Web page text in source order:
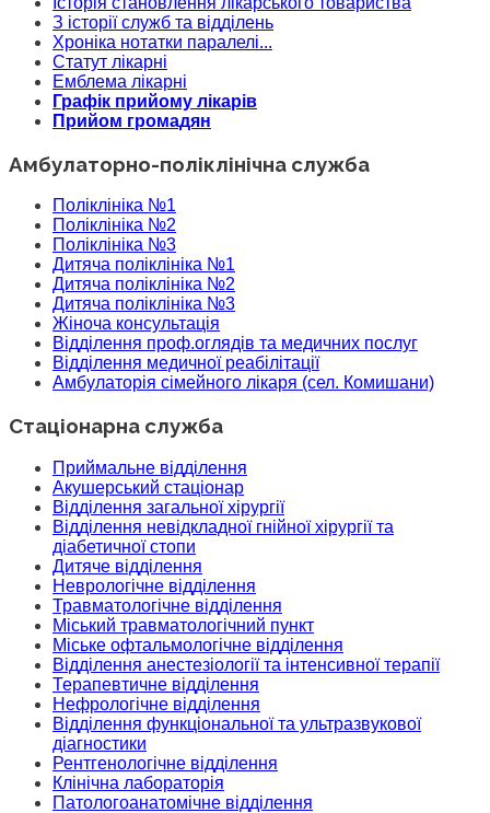
З історії служб та відділень
Хроніка нотатки паралелі...
Статут лікарні
Емблема лікарні
Графік прийому лікарів
Прийом громадян
Амбулаторно-поліклінічна служба
Поліклініка №1
Поліклініка №2
Поліклініка №3
Дитяча поліклініка №1
Дитяча поліклініка №2
Дитяча поліклініка №3
Жіноча консультація
Відділення проф.оглядів та медичних послуг
Відділення медичної реабілітації
Амбулаторія сімейного лікаря (сел. Комишани)
Стаціонарна служба
Приймальне відділення
Акушерський стаціонар
Відділення загальної хірургії
Відділення невідкладної гнійної хірургії та
діабетичної стопи
Дитяче відділення
Неврологічне відділення
Травматологічне відділення
Міський травматологічний пункт
Міське офтальмологічне відділення
Відділення анестезіології та інтенсивної терапії
Терапевтичне відділення
Нефрологічне відділення
Відділення функціональної та ультразвукової
діагностики
Рентгенологічне відділення
Клінічна лабораторія
Патологоанатомічне відділення